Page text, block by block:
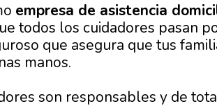
empresa de asistencia
todos los cuidadores pasan
que asegura que tus
manos.
son responsables y de